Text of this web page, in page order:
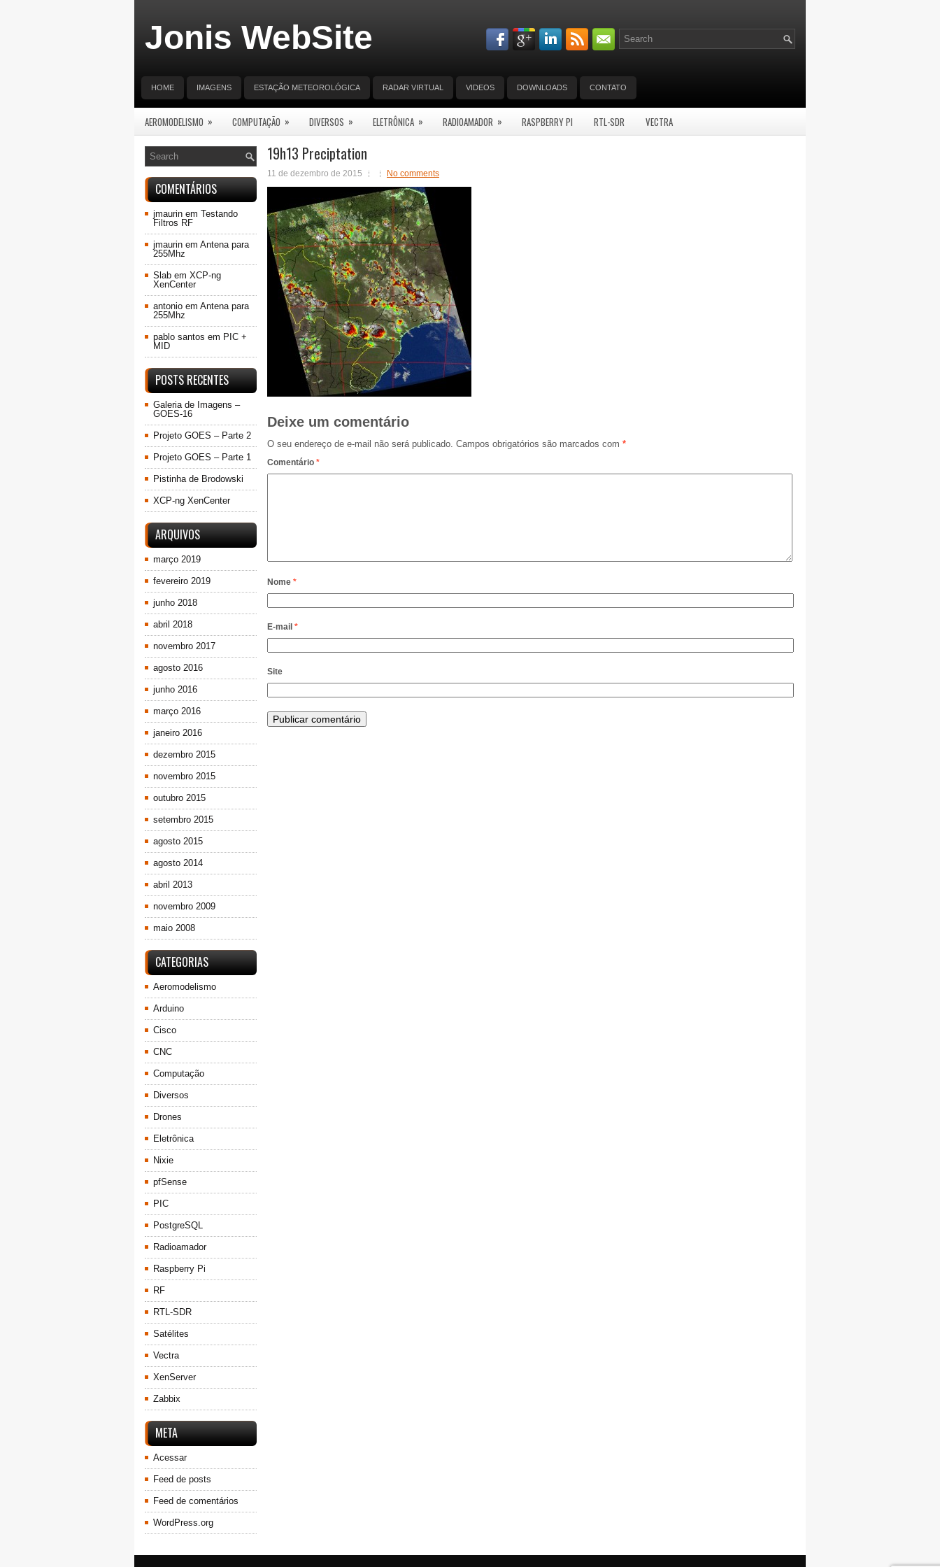
Jonis WebSite
HOME IMAGENS ESTAÇÃO METEOROLÓGICA RADAR VIRTUAL VIDEOS DOWNLOADS CONTATO
AEROMODELISMO » COMPUTAÇÃO » DIVERSOS » ELETRÔNICA » RADIOAMADOR » RASPBERRY PI RTL-SDR VECTRA
19h13 Preciptation
11 de dezembro de 2015 No comments
Deixe um comentário
O seu endereço de e-mail não será publicado. Campos obrigatórios são marcados com *
Comentário *
Nome *
E-mail *
Site
COMENTÁRIOS
jmaurin em Testando
Filtros RF
jmaurin em Antena para
255Mhz
Slab em XCP-ng
XenCenter
antonio em Antena para
255Mhz
pablo santos em PIC +
MID
POSTS RECENTES
Galeria de Imagens –
GOES-16
Projeto GOES – Parte 2
Projeto GOES – Parte 1
Pistinha de Brodowski
XCP-ng XenCenter
ARQUIVOS
março 2019
fevereiro 2019
junho 2018
abril 2018
novembro 2017
agosto 2016
junho 2016
março 2016
janeiro 2016
dezembro 2015
novembro 2015
outubro 2015
setembro 2015
agosto 2015
agosto 2014
abril 2013
novembro 2009
maio 2008
CATEGORIAS
Aeromodelismo
Arduino
Cisco
CNC
Computação
Diversos
Drones
Eletrônica
Nixie
pfSense
PIC
PostgreSQL
Radioamador
Raspberry Pi
RF
RTL-SDR
Satélites
Vectra
XenServer
Zabbix
META
Acessar
Feed de posts
Feed de comentários
WordPress.org